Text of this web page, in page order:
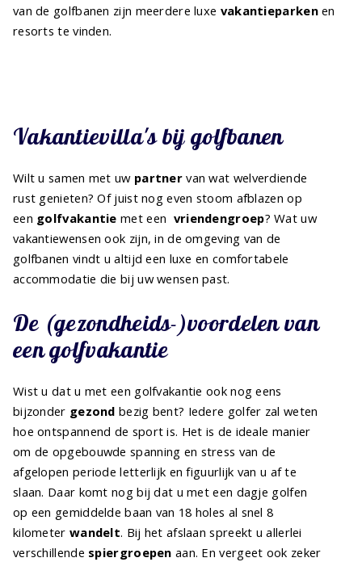
van de golfbanen zijn meerdere luxe vakantieparkenen
resorts te vinden.
Vakantievilla's bij golfbanen
Wilt u samen met uw partner van wat welverdiende
rust genieten? Of juist nog even stoom afblazen op
een golfvakantie met een vriendengroep? Wat uw
vakantiewensen ook zijn, in de omgeving van de
golfbanen vindt u altijd een luxe en comfortabele
accommodatie die bij uw wensen past.
De (gezondheids-)voordelen van
een golfvakantie
Wist u dat u met een golfvakantie ook nog eens
bijzonder gezond bezig bent? Iedere golfer zal weten
hoe ontspannend de sport is. Het is de ideale manier
om de opgebouwde spanning en stress van de
afgelopen periode letterlijk en figuurlijk van u af te
slaan. Daar komt nog bij dat u met een dagje golfen
op een gemiddelde baan van 18 holes al snel 8
kilometer wandelt. Bij het afslaan spreekt u allerlei
verschillende spiergroepen aan. En vergeet ook zeker